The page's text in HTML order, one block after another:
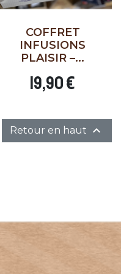
COFFRET
INFUSIONS
PLAISIR –...
19,90 €
Retour en haut 